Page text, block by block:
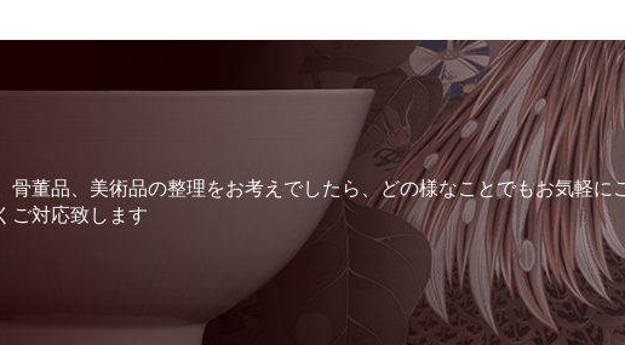
董品、美術品の整理をお考えでしたら、どの様なことでもお気軽に
ご対応致します